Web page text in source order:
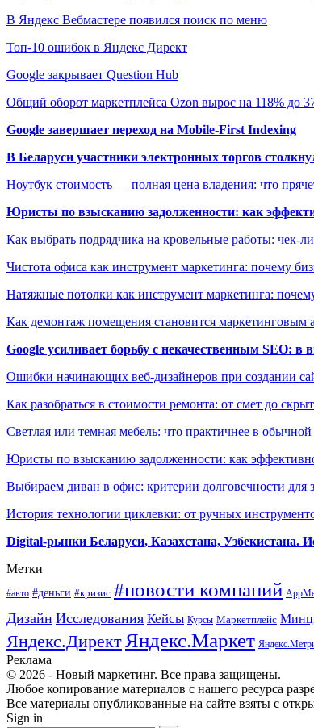
В Яндекс Вебмастере появился поиск по меню
Топ-10 ошибок в Яндекс Директ
Google закрывает Question Hub
Общий оборот маркетплейса Ozon вырос на 118% до
Google завершает переход на Mobile-First Indexing
В Беларуси участники электронных торгов
Ноутбук стоимость — полная цена владения: что
Юристы по взысканию задолженности: как
Как выбрать подрядчика на кровельные работы: чек-
Чистота офиса как инструмент маркетинга: почему
Натяжные потолки как инструмент маркетинга:
Как демонтаж помещения становится маркетинговым
Google усиливает борьбу с некачественным SEO:
Ошибки начинающих веб-дизайнеров при создании
Как разобраться в стоимости ремонта: от смет до
Светлая или темная мебель: что практичнее в обычной
Юристы по взысканию задолженности: как
Выбираем диван в офис: критерии долговечности
История технологии циклевки: от ручных
Digital-рынки Беларуси, Казахстана, Узбекистана.
Метки
#авто #деньги #кризис #новости компаний
Дизайн Исследования Кейсы Курсы Маркетплейс
Яндекс.ДиректЯндекс.Маркет
Реклама
© 2026 - Новый маркетинг. Все права защищены.
Любое копирование материалов с нашего ресурса
Все материалы опубликованные на сайте взяты с
Sign in